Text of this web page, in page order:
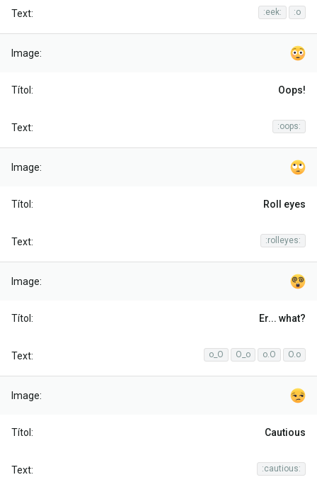
:eek: :o
Oops!
:oops:
Roll eyes
:rolleyes:
Er... what?
o_O O_o o.O O.o
Cautious
:cautious: